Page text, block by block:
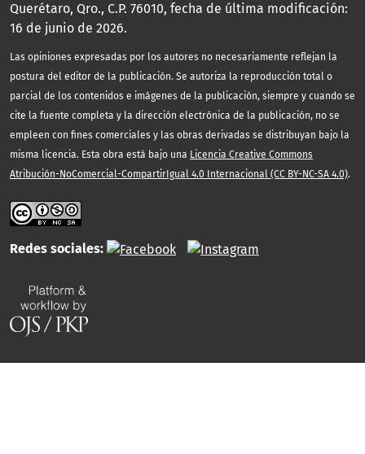
Querétaro, Qro., C.P. 76010, fecha de última modificación:
16 de junio de 2026.
Las opiniones expresadas por los autores no necesariamente reflejan la
postura del editor de la publicación. Se autoriza la reproducción total o
parcial de los contenidos e imágenes de la publicación, siempre y cuando se
cite la fuente completa y la dirección electrónica de la publicación, no se
empleen con fines comerciales y las obras derivadas se distribuyan bajo la
misma licencia. Esta obra está bajo una Licencia Creative Commons
Atribución-NoComercial-CompartirIgual 4.0 Internacional (CC BY-NC-SA 4.0).
Redes sociales: